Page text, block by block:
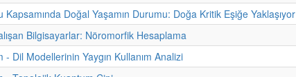
Kapsamında Doğal Yaşamın Durumu: Doğa Kritik Eşiğe Yaklaşıyor
Bilgisayarlar: Nöromorfik Hesaplama
- Dil Modellerinin Yaygın Kullanım Analizi